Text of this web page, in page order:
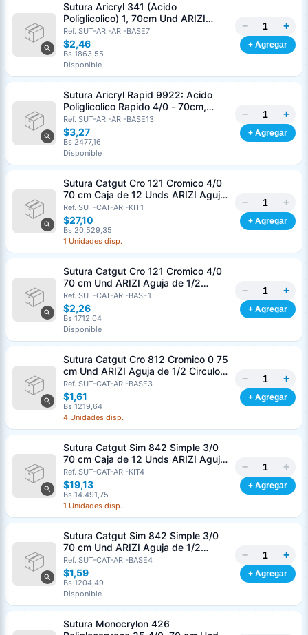
Sutura Aricryl 341 (Acido
Poliglicolico) 1, 70cm Und ARIZI
Aguja de 1/2 Circulo Punta Conica
36mm
Ref. SUT-ARI-ARI-BASE7
$2,46
Bs 1863,55
Disponible
− +
+ Agregar
Sutura Aricryl Rapid 9922: Acido
Poliglicolico Rapido 4/0 - 70cm,
aguja de 3/8 Corte Inverso 19mm
Und ARIZI Absorbible
Ref. SUT-ARI-ARI-BASE13
$3,27
Bs 2477,16
Disponible
− +
+ Agregar
Sutura Catgut Cro 121 Cromico 4/0
70 cm Caja de 12 Unds ARIZI Aguja
de 1/2 Circulo Punta Conica 26 mm
Ref. SUT-CAT-ARI-KIT1
$27,10
Bs 20.529,35
1 Unidades disp.
− +
+ Agregar
Sutura Catgut Cro 121 Cromico 4/0
70 cm Und ARIZI Aguja de 1/2
Circulo Punta Conica 26 mm
Ref. SUT-CAT-ARI-BASE1
$2,26
Bs 1712,04
Disponible
− +
+ Agregar
Sutura Catgut Cro 812 Cromico 0 75
cm Und ARIZI Aguja de 1/2 Circulo
Punta Conica 37 mm
Ref. SUT-CAT-ARI-BASE3
$1,61
Bs 1219,64
4 Unidades disp.
− +
+ Agregar
Sutura Catgut Sim 842 Simple 3/0
70 cm Caja de 12 Unds ARIZI Aguja
de 1/2 Circulo Punta Conica 36 mm
Ref. SUT-CAT-ARI-KIT4
$19,13
Bs 14.491,75
1 Unidades disp.
− +
+ Agregar
Sutura Catgut Sim 842 Simple 3/0
70 cm Und ARIZI Aguja de 1/2
Circulo Punta Conica 36 mm
Ref. SUT-CAT-ARI-BASE4
$1,59
Bs 1204,49
Disponible
− +
+ Agregar
Sutura Monocrylon 426